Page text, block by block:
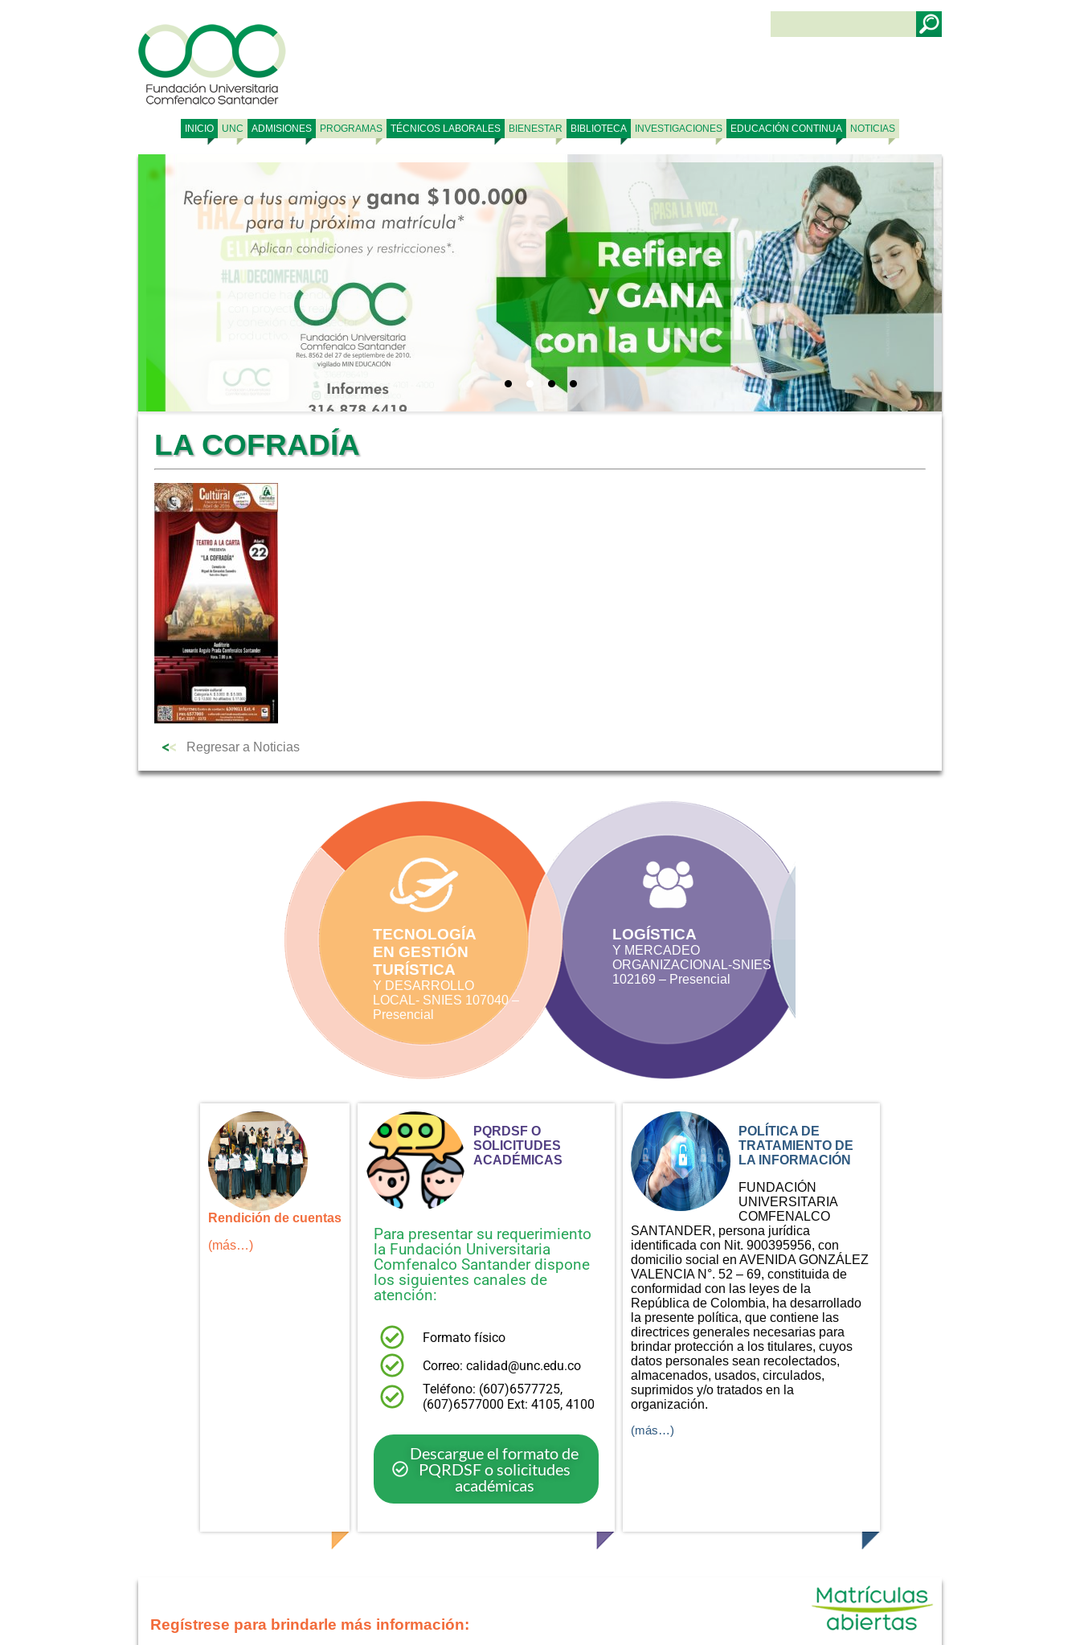
INICIO UNC ADMISIONES PROGRAMAS TÉCNICOS LABORALES BIENESTAR BIBLIOTECA INVESTIGACIONES EDUCACIÓN CONTINUA NOTICIAS
LA COFRADÍA
Regresar a Noticias
TECNOLOGÍA
EN GESTIÓN
TURÍSTICA
Y DESARROLLO
LOCAL- SNIES 107040 –
Presencial
LOGÍSTICA
Y MERCADEO
ORGANIZACIONAL-SNIES
102169 – Presencial
Rendición de cuentas
(más…)
PQRDSF O
SOLICITUDES
ACADÉMICAS
Para presentar su requerimiento
la Fundación Universitaria
Comfenalco Santander dispone
los siguientes canales de
atención:
Formato físico
Correo: calidad@unc.edu.co
Teléfono: (607)6577725,
(607)6577000 Ext: 4105, 4100
Descargue el formato de
PQRDSF o solicitudes
académicas
POLÍTICA DE
TRATAMIENTO DE
LA INFORMACIÓN
FUNDACIÓN
UNIVERSITARIA
COMFENALCO
SANTANDER, persona jurídica
identificada con Nit. 900395956, con
domicilio social en AVENIDA GONZÁLEZ
VALENCIA N°. 52 – 69, constituida de
conformidad con las leyes de la
República de Colombia, ha desarrollado
la presente política, que contiene las
directrices generales necesarias para
brindar protección a los titulares, cuyos
datos personales sean recolectados,
almacenados, usados, circulados,
suprimidos y/o tratados en la
organización.
(más…)
Regístrese para brindarle más información: